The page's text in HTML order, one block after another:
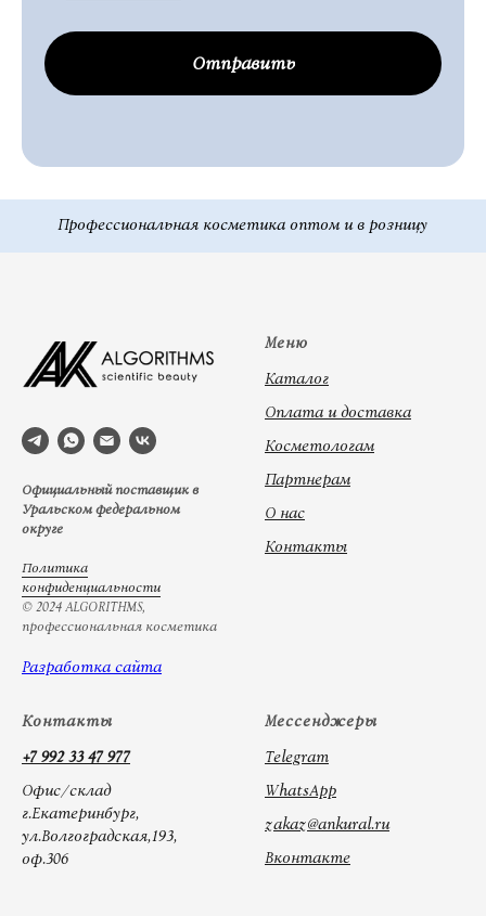
Отправить
Официальный поставщик в
Уральском федеральном
округе
Политика
конфиденциальности
© 2024 ALGORITHMS,
профессиональная косметика
Разработка сайта
Меню
Каталог
Оплата и доставка
Косметологам
Партнерам
О нас
Контакты
Контакты
+7 992 33 47 977
Офис/склад
г.Екатеринбург,
ул.Волгоградская,193,
оф.306
Мессенджеры
Telegram
WhatsApp
zakaz@ankural.ru
Вконтакте